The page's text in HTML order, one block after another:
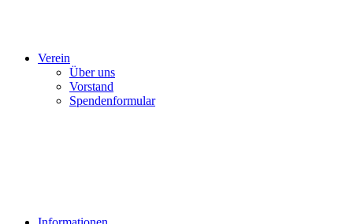
Verein
Über uns
Vorstand
Spendenformular